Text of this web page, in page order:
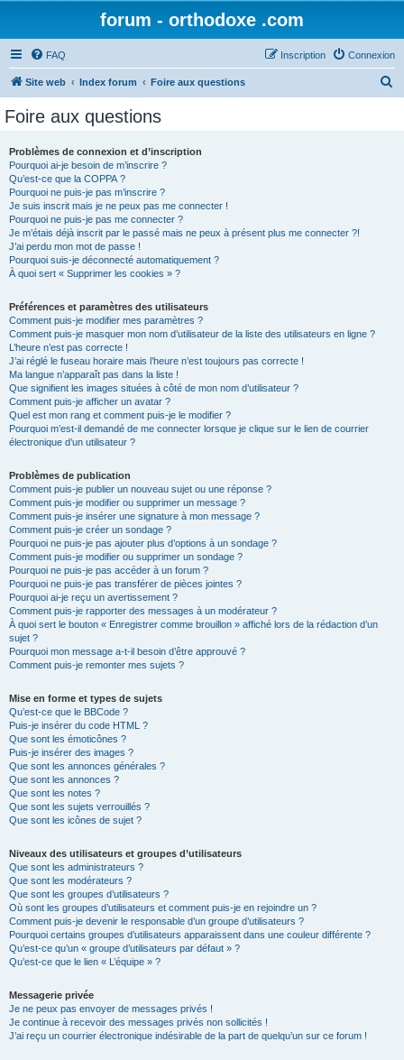
forum - orthodoxe .com
FAQ Connexion
Inscription
Site web Index forum Foire aux questions
Foire aux questions
Problèmes de connexion et d’inscription
Pourquoi ai-je besoin de m’inscrire ?
Qu’est-ce que la COPPA ?
Pourquoi ne puis-je pas m’inscrire ?
Je suis inscrit mais je ne peux pas me connecter !
Pourquoi ne puis-je pas me connecter ?
Je m’étais déjà inscrit par le passé mais ne peux à présent plus me connecter ?!
J’ai perdu mon mot de passe !
Pourquoi suis-je déconnecté automatiquement ?
À quoi sert « Supprimer les cookies » ?
Préférences et paramètres des utilisateurs
Comment puis-je modifier mes paramètres ?
Comment puis-je masquer mon nom d’utilisateur de la liste des utilisateurs en ligne ?
L’heure n’est pas correcte !
J’ai réglé le fuseau horaire mais l’heure n’est toujours pas correcte !
Ma langue n’apparaît pas dans la liste !
Que signifient les images situées à côté de mon nom d’utilisateur ?
Comment puis-je afficher un avatar ?
Quel est mon rang et comment puis-je le modifier ?
Pourquoi m’est-il demandé de me connecter lorsque je clique sur le lien de courrier
électronique d’un utilisateur ?
Problèmes de publication
Comment puis-je publier un nouveau sujet ou une réponse ?
Comment puis-je modifier ou supprimer un message ?
Comment puis-je insérer une signature à mon message ?
Comment puis-je créer un sondage ?
Pourquoi ne puis-je pas ajouter plus d’options à un sondage ?
Comment puis-je modifier ou supprimer un sondage ?
Pourquoi ne puis-je pas accéder à un forum ?
Pourquoi ne puis-je pas transférer de pièces jointes ?
Pourquoi ai-je reçu un avertissement ?
Comment puis-je rapporter des messages à un modérateur ?
À quoi sert le bouton « Enregistrer comme brouillon » affiché lors de la rédaction d’un
sujet ?
Pourquoi mon message a-t-il besoin d’être approuvé ?
Comment puis-je remonter mes sujets ?
Mise en forme et types de sujets
Qu’est-ce que le BBCode ?
Puis-je insérer du code HTML ?
Que sont les émoticônes ?
Puis-je insérer des images ?
Que sont les annonces générales ?
Que sont les annonces ?
Que sont les notes ?
Que sont les sujets verrouillés ?
Que sont les icônes de sujet ?
Niveaux des utilisateurs et groupes d’utilisateurs
Que sont les administrateurs ?
Que sont les modérateurs ?
Que sont les groupes d’utilisateurs ?
Où sont les groupes d’utilisateurs et comment puis-je en rejoindre un ?
Comment puis-je devenir le responsable d’un groupe d’utilisateurs ?
Pourquoi certains groupes d’utilisateurs apparaissent dans une couleur différente ?
Qu’est-ce qu’un « groupe d’utilisateurs par défaut » ?
Qu’est-ce que le lien « L’équipe » ?
Messagerie privée
Je ne peux pas envoyer de messages privés !
Je continue à recevoir des messages privés non sollicités !
J’ai reçu un courrier électronique indésirable de la part de quelqu’un sur ce forum !